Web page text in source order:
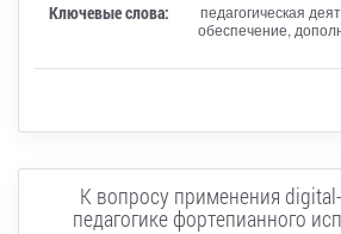
Ключевые слова:
педагогическая
обеспечение,
К вопросу применения
педагогике фортепианного